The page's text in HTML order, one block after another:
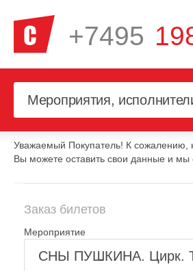
+7495
Уважаемый Покупатель! К сожалению,
Вы можете оставить свои данные и мы
Заказ билетов
Мероприятие